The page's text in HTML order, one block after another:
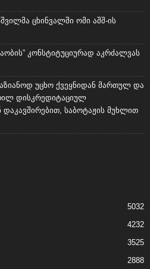
ცხინვალში ომი აშშ-ის
კონსტიტუციურად აკრძალვას
უცხო ქვეყნიდან მართულ და
დისკრედიტაციულ
დაკავშირებით, საბოტაჟის მუხლით
5032
4232
3525
2888